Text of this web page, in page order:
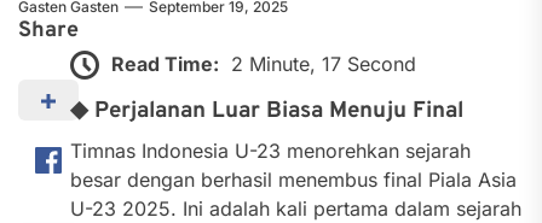
Gasten Gasten September 19, 2025
Share
Read Time: 2 Minute, 17 Second
◆ Perjalanan Luar Biasa Menuju Final
Timnas Indonesia U-23 menorehkan sejarah
besar dengan berhasil menembus final Piala Asia
U-23 2025. Ini adalah kali pertama dalam sejarah